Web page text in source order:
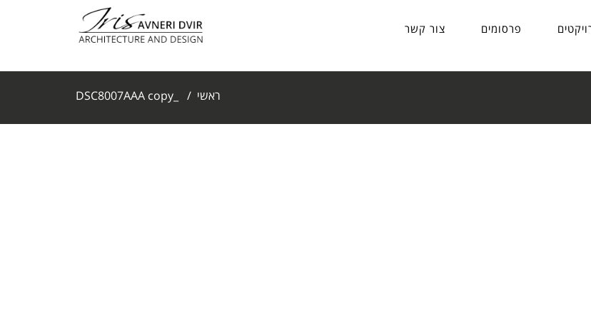
פרסומים צור קשר
ראשי /